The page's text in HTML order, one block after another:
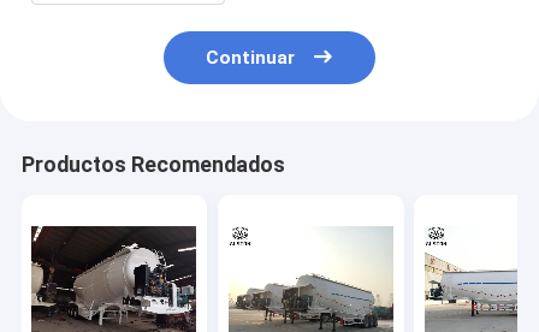
Continuar
Productos Recomendados